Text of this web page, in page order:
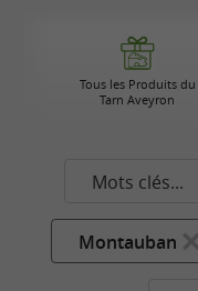
Tous les Produits du
Tarn Aveyron
Mots clés...
Montauban